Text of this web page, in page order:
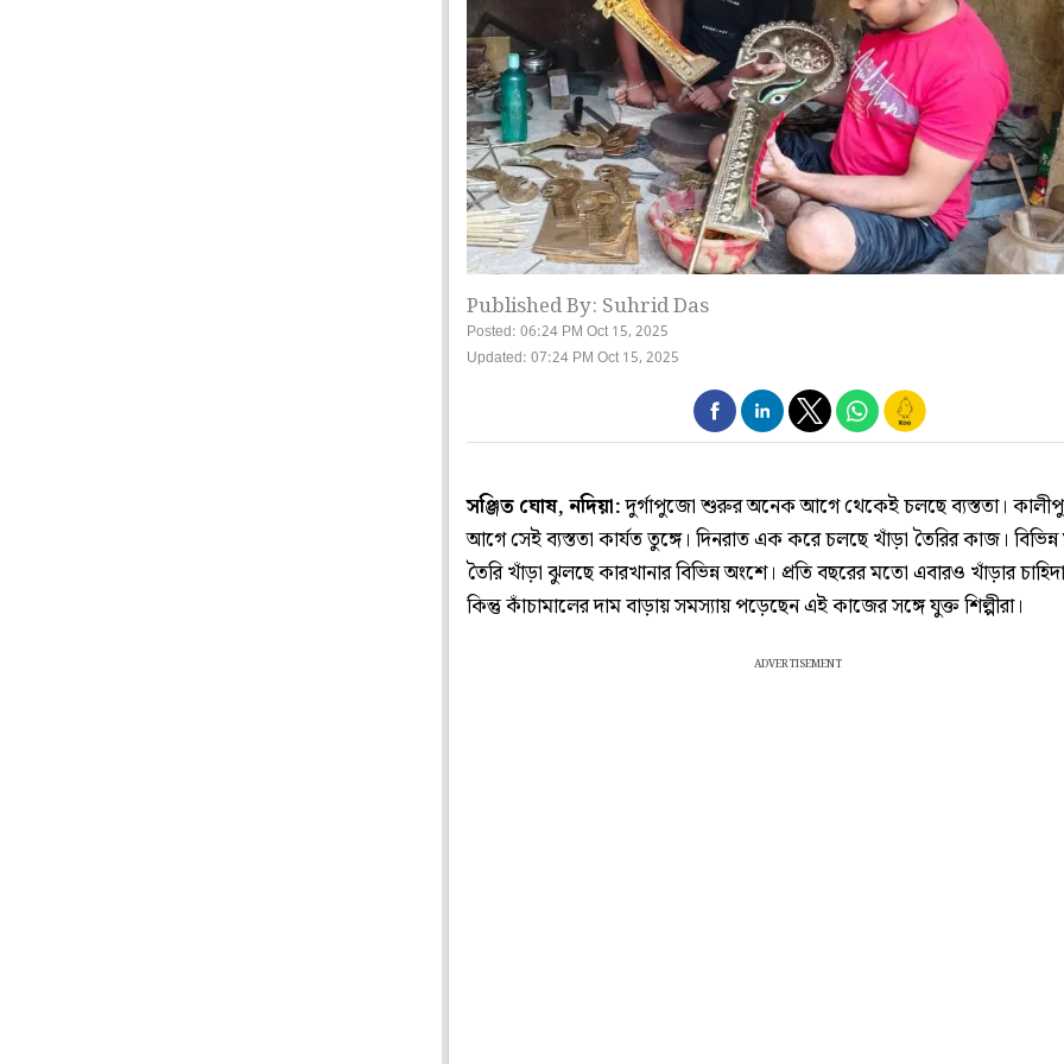
Published By: Suhrid Das
Posted: 06:24 PM Oct 15, 2025
Updated: 07:24 PM Oct 15, 2025
সঞ্জিত ঘোষ, নদিয়া:দুর্গাপুজো শুরুর অনেক আগে থেকেই চলছে ব্যস্ততা।
আগে সেই ব্যস্ততা কার্যত তুঙ্গে। দিনরাত এক করে চলছে খাঁড়া তৈরির কাজ।
তৈরি খাঁড়া ঝুলছে কারখানার বিভিন্ন অংশে। প্রতি বছরের মতো এবারও খাঁড়ার
কিন্তু কাঁচামালের দাম বাড়ায় সমস্যায় পড়েছেন এই কাজের সঙ্গে যুক্ত শিল্পীরা।
ADVERTISEMENT